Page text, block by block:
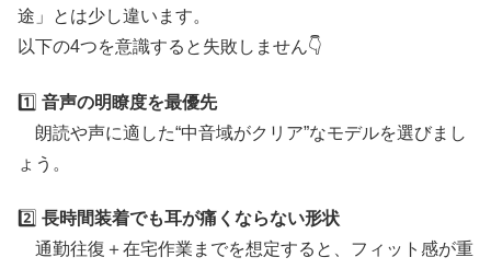
途」とは少し違います。
以下の4つを意識すると失敗しません👇
1️⃣ 音声の明瞭度を最優先
朗読や声に適した“中音域がクリア”なモデルを選びまし
ょう。
2️⃣ 長時間装着でも耳が痛くならない形状
通勤往復＋在宅作業までを想定すると、フィット感が重